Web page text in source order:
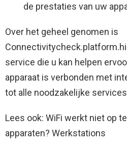
de prestaties van uw
Over het geheel genomen is
service die u kan helpen
apparaat is verbonden met
tot alle noodzakelijke
Lees ook: WiFi werkt niet op
apparaten? Werkstations